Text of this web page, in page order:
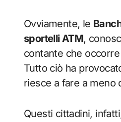
Ovviamente, le
sportelli ATM,
contante che occorre
Tutto ciò ha
riesce a fare a meno
Questi cittadini,